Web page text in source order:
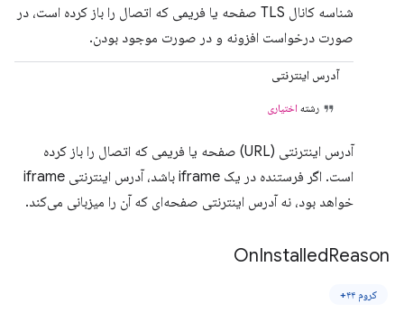
شناسه کانال TLS صفحه یا فریمی که اتصال را باز کرده است، در
صورت درخواست افزونه و در صورت موجود بودن.
آدرس اینترنتی
رشته اختیاری
آدرس اینترنتی (URL) صفحه یا فریمی که اتصال را باز کرده
است. اگر فرستنده در یک iframe باشد، آدرس اینترنتی iframe
خواهد بود، نه آدرس اینترنتی صفحه‌ای که آن را میزبانی می‌کند.
OnInstalledReason
کروم ۴۴+